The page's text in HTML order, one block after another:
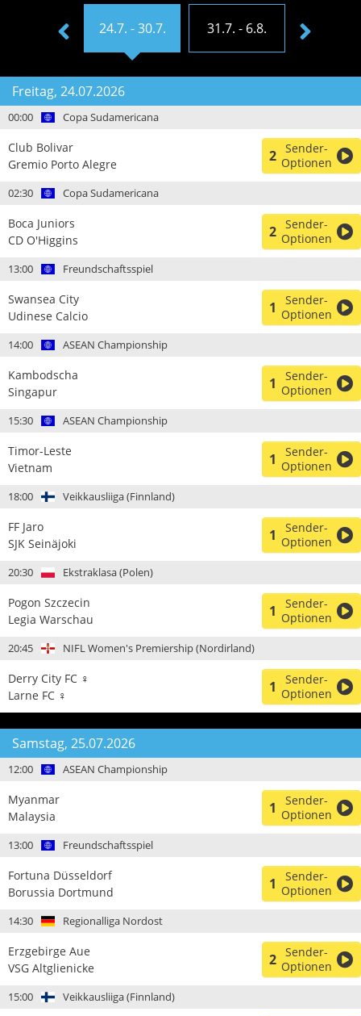
- 23.7. 24.7. - 30.7. 31.7. - 6.8.
Freitag, 24.07.2026
00:00 Copa Sudamericana
Club Bolivar
Gremio Porto Alegre
2 Sender-
Optionen
02:30 Copa Sudamericana
Boca Juniors
CD O'Higgins
2 Sender-
Optionen
13:00 Freundschaftsspiel
Swansea City
Udinese Calcio
1
Sender-
Optionen
14:00 ASEAN Championship
Kambodscha
Singapur
1
Sender-
Optionen
15:30 ASEAN Championship
Timor-Leste
Vietnam
1
Sender-
Optionen
18:00 Veikkausliiga (Finnland)
FF Jaro
SJK Seinäjoki
1
Sender-
Optionen
20:30 Ekstraklasa (Polen)
Pogon Szczecin
Legia Warschau
1
Sender-
Optionen
20:45 NIFL Women's Premiership (Nordirland)
Derry City FC ♀
Larne FC ♀
1
Sender-
Optionen
Samstag, 25.07.2026
12:00 ASEAN Championship
Myanmar
Malaysia
1
Sender-
Optionen
13:00 Freundschaftsspiel
Fortuna Düsseldorf
Borussia Dortmund
1
Sender-
Optionen
14:30 Regionalliga Nordost
Erzgebirge Aue
VSG Altglienicke
2 Sender-
Optionen
15:00 Veikkausliiga (Finnland)